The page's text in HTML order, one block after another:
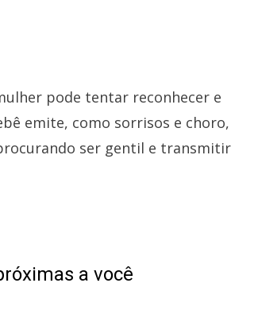
pode tentar reconhecer e
emite, como sorrisos e choro,
ser gentil e transmitir
a você